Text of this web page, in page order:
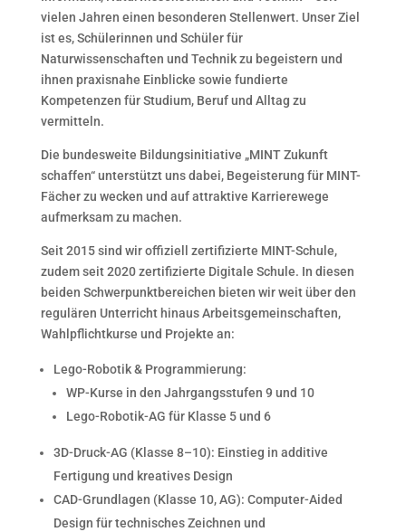
vielen Jahren einen besonderen Stellenwert. Unser Ziel
ist es, Schülerinnen und Schüler für
Naturwissenschaften und Technik zu begeistern und
ihnen praxisnahe Einblicke sowie fundierte
Kompetenzen für Studium, Beruf und Alltag zu
vermitteln.
Die bundesweite Bildungsinitiative „MINT Zukunft
schaffen“ unterstützt uns dabei, Begeisterung für MINT-
Fächer zu wecken und auf attraktive Karrierewege
aufmerksam zu machen.
Seit 2015 sind wir offiziell zertifizierte MINT-Schule,
zudem seit 2020 zertifizierte Digitale Schule. In diesen
beiden Schwerpunktbereichen bieten wir weit über den
regulären Unterricht hinaus Arbeitsgemeinschaften,
Wahlpflichtkurse und Projekte an:
Lego-Robotik & Programmierung:
WP-Kurse in den Jahrgangsstufen 9 und 10
Lego-Robotik-AG für Klasse 5 und 6
3D-Druck-AG (Klasse 8–10): Einstieg in additive
Fertigung und kreatives Design
CAD-Grundlagen (Klasse 10, AG): Computer-Aided
Design für technisches Zeichnen und